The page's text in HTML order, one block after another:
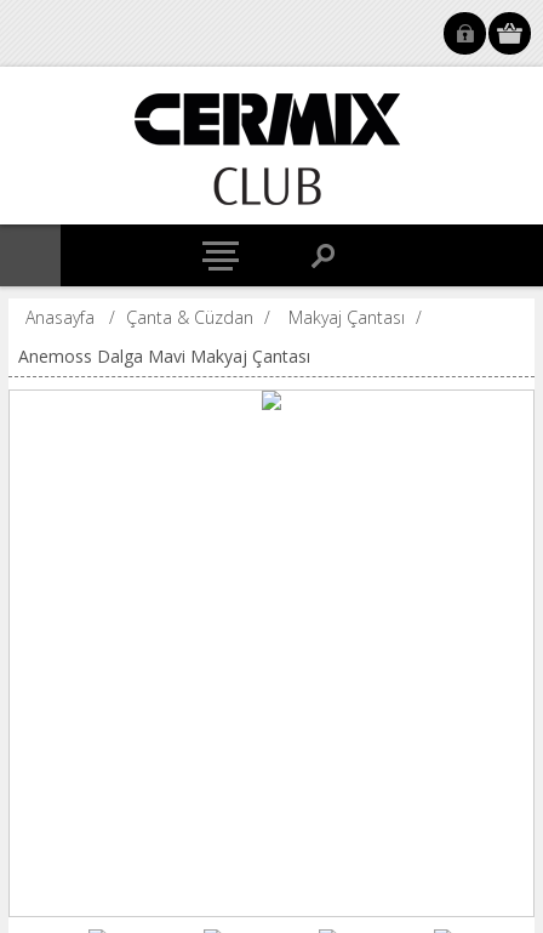
Anasayfa / Çanta & Cüzdan / Makyaj Çantası /
Anemoss Dalga Mavi Makyaj Çantası